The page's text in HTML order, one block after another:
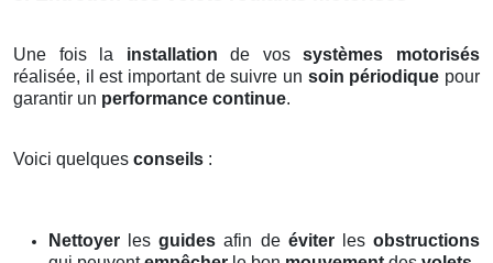
Une fois la installation de vossystèmes motorisés
réalisée, il est important de suivre un soin périodique pour
garantir un performance continue.
Voici quelques conseils :
Nettoyer lesguides afin de éviterlesobstructions